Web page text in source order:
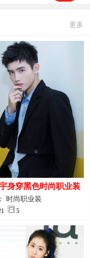
更多
身穿黑色时尚职业装
时尚职业装
5